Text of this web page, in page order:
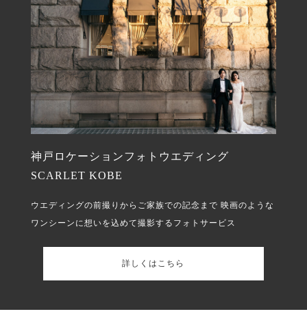
神戸ロケーションフォトウエディング
SCARLET KOBE
ウエディングの前撮りからご家族での記念まで 映画のような
ワンシーンに想いを込めて撮影するフォトサービス
詳しくはこちら